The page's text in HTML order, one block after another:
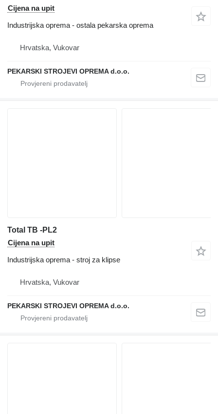
Cijena na upit
Industrijska oprema - ostala pekarska oprema
Hrvatska, Vukovar
PEKARSKI STROJEVI OPREMA d.o.o.
Total TB -PL2
Cijena na upit
Industrijska oprema - stroj za klipse
Hrvatska, Vukovar
PEKARSKI STROJEVI OPREMA d.o.o.